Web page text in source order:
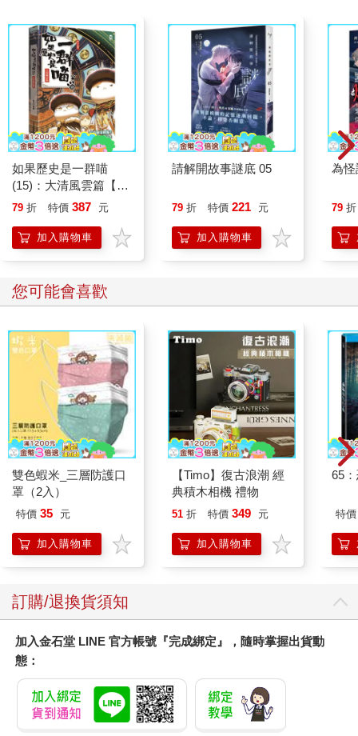
萬曆皇帝是熟悉各種禮儀的君主。一五八七年三月，他已年滿二
十四，進入二十五，登上皇帝的寶座也有十五年了。他自然會淸
楚記得，在他十歲那年的冬天，他的父親隆慶皇帝為他舉行了象
徵成為成人的冠禮。他被引導進入殿前特設的帷帳裡，按照禮儀
的規定更換衣冠服飾，前後三次都以不同的裝束出現於大庭廣衆
之中。既出帷帳，他就手持玉圭，被引導行禮，並用特設的酒杯
飮酒。全部節目都有禮官的唱導和音樂伴奏，所需的時間接近半
天。第二天，他又被引導出來坐在殿前，以最莊重的姿態接受了
百官的慶賀。
幾個月之後，隆慶皇帝龍馭上賓。這位剛剛十一歲的皇太子，就
切的辭藻請求皇太子即皇帝位。頭兩次的請求都被皇太子所拒
絕，因為父皇剛剛駕崩，自己的哀慟無法節制，哪裡有心情去想
理由，勉如所請。這一番推辭和接受的過程，有條不紊，有如經
過預習。
既然登上皇帝的寶座，他就必須對各種禮儀照章辦理。在過去的
十五年，他曾經祭天地、祀祖廟、慶元旦、賞端陽。他接見外國
使臣、解職退休和著有勛勞的官員耆老。他還曾檢閱軍隊，頒發
戰旗，並在一次戰役獲得勝利以後接受「獻俘」。
如果歷史是一群喵
(15)：大清風雲篇【萌
貓漫畫學歷史】
79 折 特價 387 元
加入購物車
請解開故事謎底 05
79 折 特價 221 元
加入購物車
為怪
79 折
您可能會喜歡
雙色蝦米_三層防護口
罩（2入）
特價 35 元
加入購物車
【Timo】復古浪潮 經
典積木相機 禮物
51 折 特價 349 元
加入購物車
65
特價
訂購/退換貨須知
加入金石堂 LINE 官方帳號『完成綁定』，隨時掌握出貨動
態：